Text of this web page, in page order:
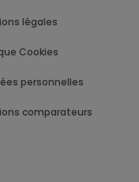
légales
Cookies
personnelles
comparateurs